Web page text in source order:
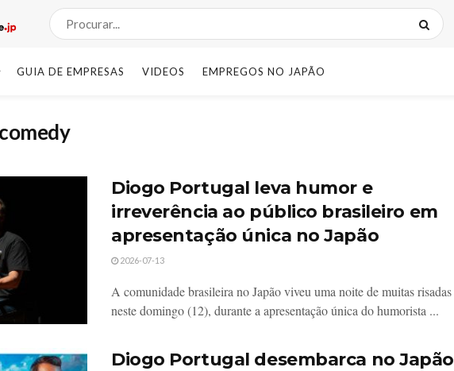
GUIA DE EMPRESAS VIDEOS EMPREGOS NO JAPÃO
Diogo Portugal leva humor e
irreverência ao público brasileiro em
apresentação única no Japão
2026-07-13
A comunidade brasileira no Japão viveu uma noite de muitas risadas
neste domingo (12), durante a apresentação única do humorista ...
Diogo Portugal desembarca no Japão